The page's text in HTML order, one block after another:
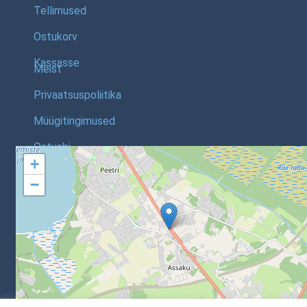
Tellimused
Ostukorv
Kassasse
Meist
Privaatsuspoliitika
Müügitingimused
Ostuabi
+
−